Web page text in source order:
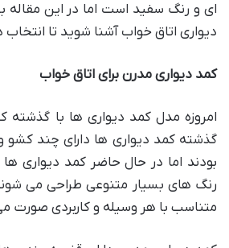
ای و رنگ سفید است اما در این مقاله
دیواری اتاق خواب آشنا شوید تا
کمد دیواری مدرن برای اتاق خواب
امروزه مدل کمد دیواری ها با گذشته
گذشته کمد دیواری ها دارای چند
بودند اما در حال حاضر کمد دیواری
رنگ های بسیار متنوعی طراحی می
متناسب با هر وسیله و کاربردی صورت